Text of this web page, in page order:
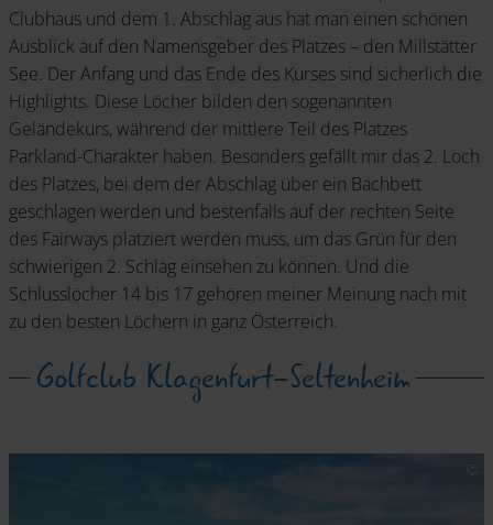
Clubhaus und dem 1. Abschlag aus hat man einen schönen
Ausblick auf den Namensgeber des Platzes – den Millstätter
See. Der Anfang und das Ende des Kurses sind sicherlich die
Highlights. Diese Löcher bilden den sogenannten
Geländekurs, während der mittlere Teil des Platzes
Parkland-Charakter haben. Besonders gefällt mir das 2. Loch
des Platzes, bei dem der Abschlag über ein Bachbett
geschlagen werden und bestenfalls auf der rechten Seite
des Fairways platziert werden muss, um das Grün für den
schwierigen 2. Schlag einsehen zu können. Und die
Schlusslöcher 14 bis 17 gehören meiner Meinung nach mit
zu den besten Löchern in ganz Österreich.
Golfclub Klagenfurt-Seltenheim